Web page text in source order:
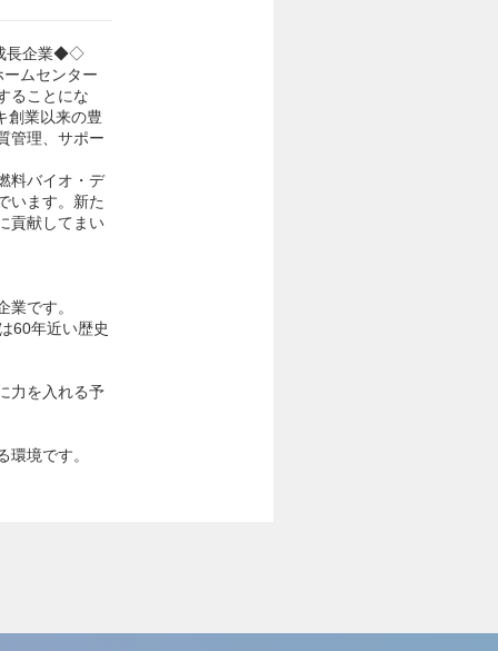
長企業◆◇
ムセンター
ることにな
創業以来の豊
管理、サポー
料バイオ・デ
います。新た
貢献してまい
です。
60年近い歴史
力を入れる予
境です。